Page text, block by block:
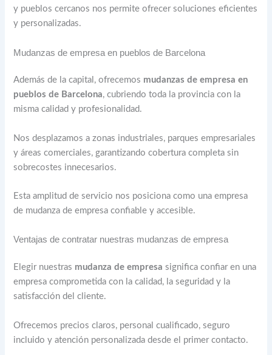
y pueblos cercanos nos permite ofrecer soluciones eficientes
y personalizadas.
Mudanzas de empresa en pueblos de Barcelona
Además de la capital, ofrecemos mudanzas de empresa en
pueblos de Barcelona, cubriendo toda la provincia con la
misma calidad y profesionalidad.
Nos desplazamos a zonas industriales, parques empresariales
y áreas comerciales, garantizando cobertura completa sin
sobrecostes innecesarios.
Esta amplitud de servicio nos posiciona como una empresa
de mudanza de empresa confiable y accesible.
Ventajas de contratar nuestras mudanzas de empresa
Elegir nuestras mudanza de empresa significa confiar en una
empresa comprometida con la calidad, la seguridad y la
satisfacción del cliente.
Ofrecemos precios claros, personal cualificado, seguro
incluido y atención personalizada desde el primer contacto.